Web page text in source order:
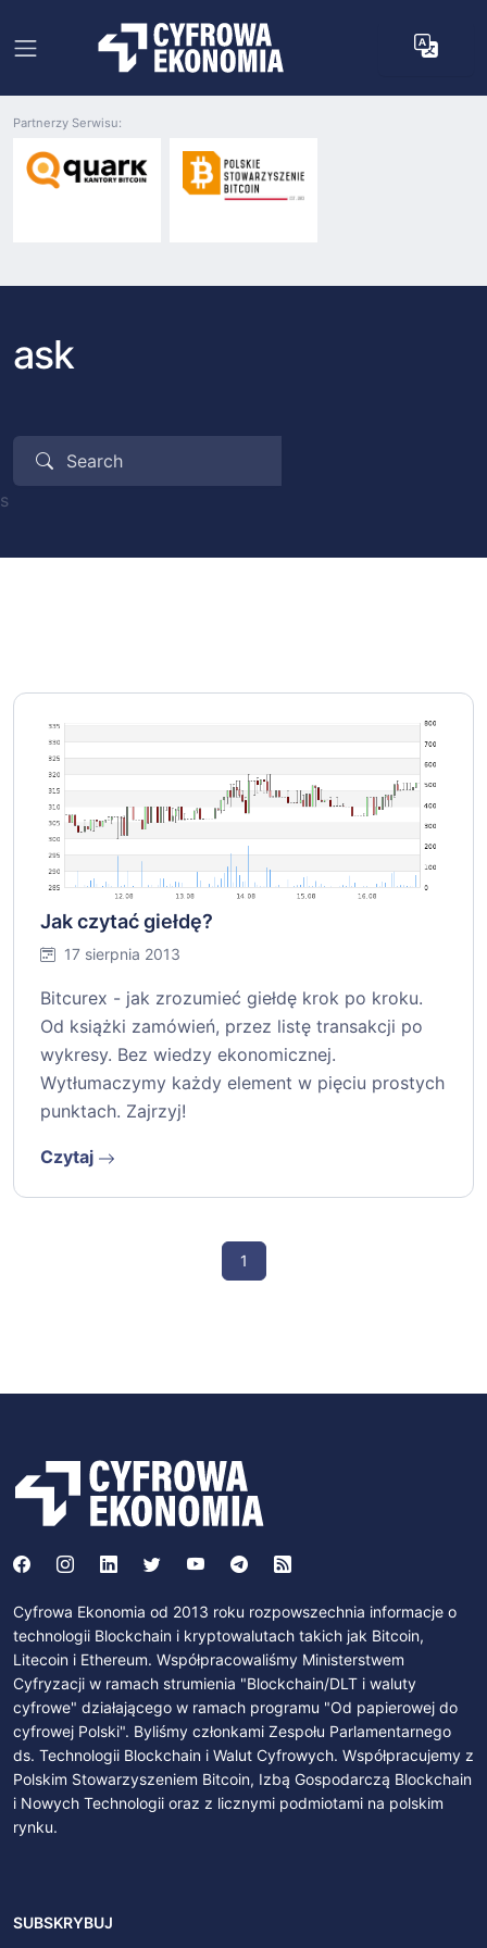
Partnerzy Serwisu:
ask
s
Jak czytać giełdę?
17 sierpnia 2013
Bitcurex - jak zrozumieć giełdę krok po kroku.
Od książki zamówień, przez listę transakcji po
wykresy. Bez wiedzy ekonomicznej.
Wytłumaczymy każdy element w pięciu prostych
punktach. Zajrzyj!
Czytaj
1
Cyfrowa Ekonomia od 2013 roku rozpowszechnia informacje o
technologii Blockchain i kryptowalutach takich jak Bitcoin,
Litecoin i Ethereum. Współpracowaliśmy Ministerstwem
Cyfryzacji w ramach strumienia "Blockchain/DLT i waluty
cyfrowe" działającego w ramach programu "Od papierowej do
cyfrowej Polski". Byliśmy członkami Zespołu Parlamentarnego
ds. Technologii Blockchain i Walut Cyfrowych. Współpracujemy z
Polskim Stowarzyszeniem Bitcoin, Izbą Gospodarczą Blockchain
i Nowych Technologii oraz z licznymi podmiotami na polskim
rynku.
SUBSKRYBUJ